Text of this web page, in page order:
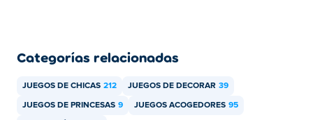
Categorías relacionadas
JUEGOS DE CHICAS 212 JUEGOS DE DECORAR 39
JUEGOS DE PRINCESAS 9 JUEGOS ACOGEDORES 95